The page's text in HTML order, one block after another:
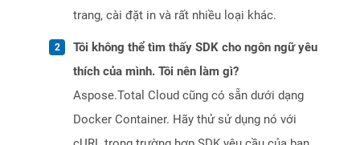
trang, cài đặt in và rất nhiều loại khác.
Tôi không thể tìm thấy SDK cho ngôn ngữ yêu
thích của mình. Tôi nên làm gì?
Aspose.Total Cloud cũng có sẵn dưới dạng
Docker Container. Hãy thử sử dụng nó với